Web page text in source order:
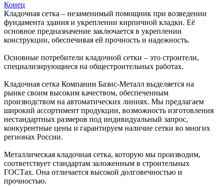
Конец
Кладочная сетка – незаменимый помощник при возведении
фундамента здания и укреплении кирпичной кладки. Её
основное предназначение заключается в укреплении
конструкции, обеспечивая ей прочность и надежность.
Основные потребители кладочной сетки – это строители,
специализирующиеся на общестроительных работах.
Кладочная сетка Компании Базис-Металл выделяется на
рынке своим высоким качеством, обеспеченным
производством на автоматических линиях. Мы предлагаем
широкий ассортимент продукции, возможность изготовления
нестандартных размеров под индивидуальный запрос,
конкурентные цены и гарантируем наличие сетки во многих
регионах России.
Металлическая кладочная сетка, которую мы производим,
соответствует стандартам заложенным в строительных
ГОСТах. Она отличается высокой долговечностью и
прочностью.